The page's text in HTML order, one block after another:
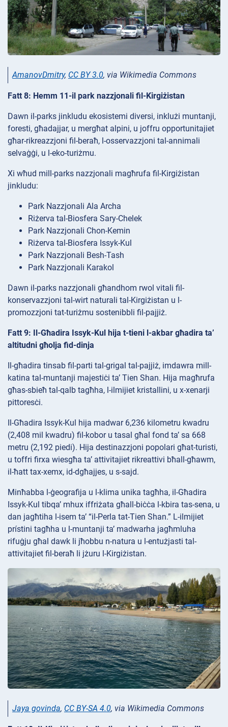
AmanovDmitry, CC BY 3.0, via Wikimedia Commons
Fatt 8: Hemm 11-il park nazzjonali fil-Kirgiżistan
Dawn il-parks jinkludu ekosistemi diversi, inklużi muntanji,
foresti, għadajjar, u mergħat alpini, u joffru opportunitajiet
għar-rikreazzjoni fil-beraħ, l-osservazzjoni tal-annimali
selvaġġi, u l-eko-turiżmu.
Xi wħud mill-parks nazzjonali magħrufa fil-Kirgiżistan
jinkludu:
Park Nazzjonali Ala Archa
Riżerva tal-Biosfera Sary-Chelek
Park Nazzjonali Chon-Kemin
Riżerva tal-Biosfera Issyk-Kul
Park Nazzjonali Besh-Tash
Park Nazzjonali Karakol
Dawn il-parks nazzjonali għandhom rwol vitali fil-
konservazzjoni tal-wirt naturali tal-Kirgiżistan u l-
promozzjoni tat-turiżmu sostenibbli fil-pajjiż.
Fatt 9: Il-Għadira Issyk-Kul hija t-tieni l-akbar għadira ta’
altitudni għolja fid-dinja
Il-għadira tinsab fil-parti tal-grigal tal-pajjiż, imdawra mill-
katina tal-muntanji majestiċi ta’ Tien Shan. Hija magħrufa
għas-sbieħ tal-qalb tagħha, l-ilmijiet kristallini, u x-xenarji
pittoresċi.
Il-Għadira Issyk-Kul hija madwar 6,236 kilometru kwadru
(2,408 mil kwadru) fil-kobor u tasal għal fond ta’ sa 668
metru (2,192 piedi). Hija destinazzjoni popolari għat-turisti,
u toffri firxa wiesgħa ta’ attivitajiet rikreattivi bħall-għawm,
il-ħatt tax-xemx, id-dgħajjes, u s-sajd.
Minħabba l-ġeografija u l-klima unika tagħha, il-Għadira
Issyk-Kul tibqa’ mhux iffriżata għall-biċċa l-kbira tas-sena, u
dan jagħtiha l-isem ta’ “il-Perla tat-Tien Shan.” L-ilmijiet
prístini tagħha u l-muntanji ta’ madwarha jagħmluha
rifuġju għal dawk li jħobbu n-natura u l-entużjasti tal-
attivitajiet fil-beraħ li jżuru l-Kirgiżistan.
Jaya govinda, CC BY-SA 4.0, via Wikimedia Commons